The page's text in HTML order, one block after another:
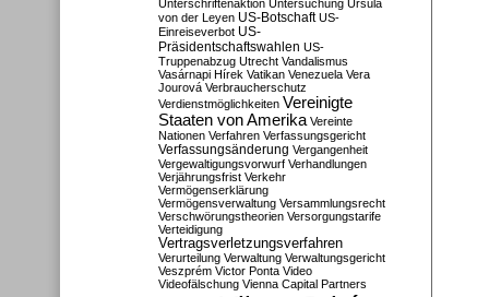
Unterschriftenaktion Untersuchung Ursula
von der Leyen US-Botschaft US-
Einreiseverbot US-
Präsidentschaftswahlen US-
Truppenabzug Utrecht Vandalismus
Vasárnapi Hírek Vatikan Venezuela Vera
Jourová Verbraucherschutz
Verdienstmöglichkeiten Vereinigte
Staaten von Amerika Vereinte
Nationen Verfahren Verfassungsgericht
Verfassungsänderung Vergangenheit
Vergewaltigungsvorwurf Verhandlungen
Verjährungsfrist Verkehr
Vermögenserklärung
Vermögensverwaltung Versammlungsrecht
Verschwörungstheorien Versorgungstarife
Verteidigung
Vertragsverletzungsverfahren
Verurteilung Verwaltung Verwaltungsgericht
Veszprém Victor Ponta Video
Videofälschung Vienna Capital Partners